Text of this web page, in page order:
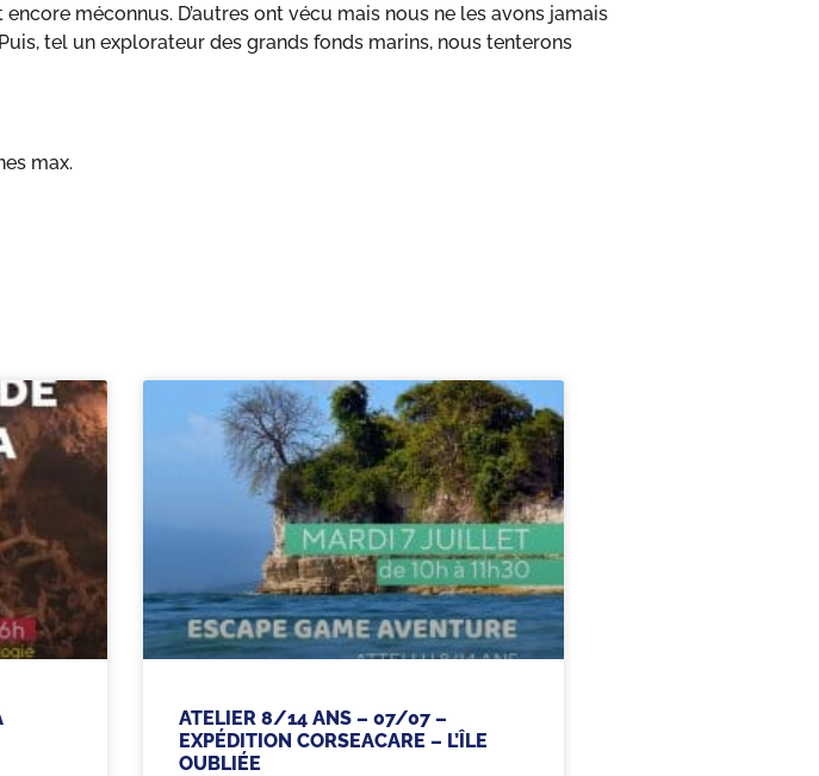
méconnus. D’autres ont vécu mais nous ne les avons jamais
tel un explorateur des grands fonds marins, nous tenterons
max.
ATELIER 8/14 ANS – 07/07 –
EXPÉDITION CORSEACARE – L’ÎLE
OUBLIÉE